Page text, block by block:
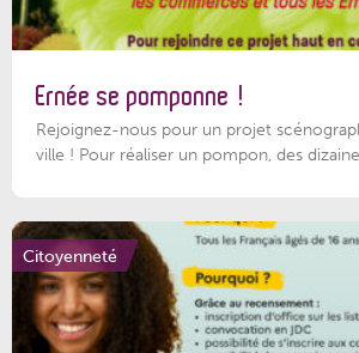
Ernée se pomponne !
Rejoignez-nous pour un projet
ville ! Pour réaliser un pompon, des
Citoyenneté